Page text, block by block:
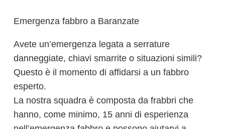
Emergenza fabbro a Baranzate
Avete un’emergenza legata a serrature
danneggiate, chiavi smarrite o situazioni simili?
Questo è il momento di affidarsi a un fabbro
esperto.
La nostra squadra è composta da frabbri che
hanno, come minimo, 15 anni di esperienza